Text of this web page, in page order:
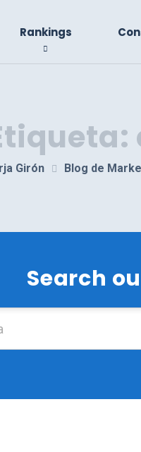
Rankings
Girón Blog de
Search